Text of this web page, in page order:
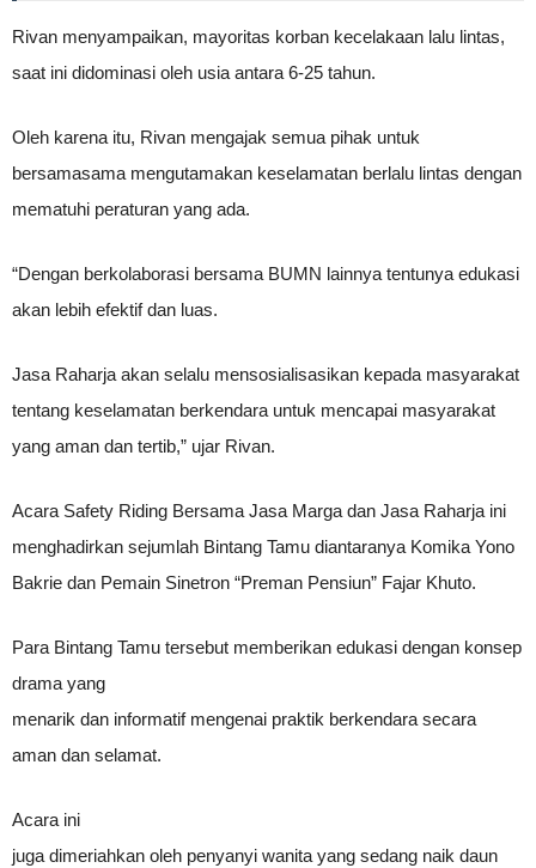
Rivan menyampaikan, mayoritas korban kecelakaan lalu lintas,
saat ini didominasi oleh usia antara 6-25 tahun.
Oleh karena itu, Rivan mengajak semua pihak untuk
bersamasama mengutamakan keselamatan berlalu lintas dengan
mematuhi peraturan yang ada.
“Dengan berkolaborasi bersama BUMN lainnya tentunya edukasi
akan lebih efektif dan luas.
Jasa Raharja akan selalu mensosialisasikan kepada masyarakat
tentang keselamatan berkendara untuk mencapai masyarakat
yang aman dan tertib,” ujar Rivan.
Acara Safety Riding Bersama Jasa Marga dan Jasa Raharja ini
menghadirkan sejumlah Bintang Tamu diantaranya Komika Yono
Bakrie dan Pemain Sinetron “Preman Pensiun” Fajar Khuto.
Para Bintang Tamu tersebut memberikan edukasi dengan konsep
drama yang
menarik dan informatif mengenai praktik berkendara secara
aman dan selamat.
Acara ini
juga dimeriahkan oleh penyanyi wanita yang sedang naik daun